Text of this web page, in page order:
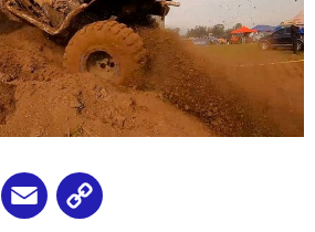
WhatsApp
Email